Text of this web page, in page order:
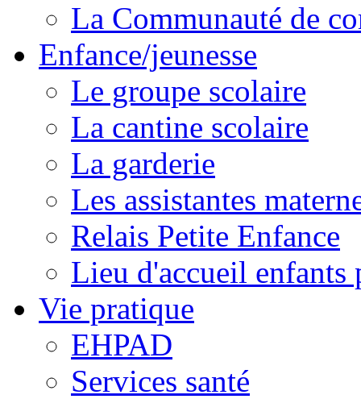
La Communauté de
Enfance/jeunesse
Le groupe scolaire
La cantine scolaire
La garderie
Les assistantes
Relais Petite Enfance
Lieu d'accueil enfants
Vie pratique
EHPAD
Services santé